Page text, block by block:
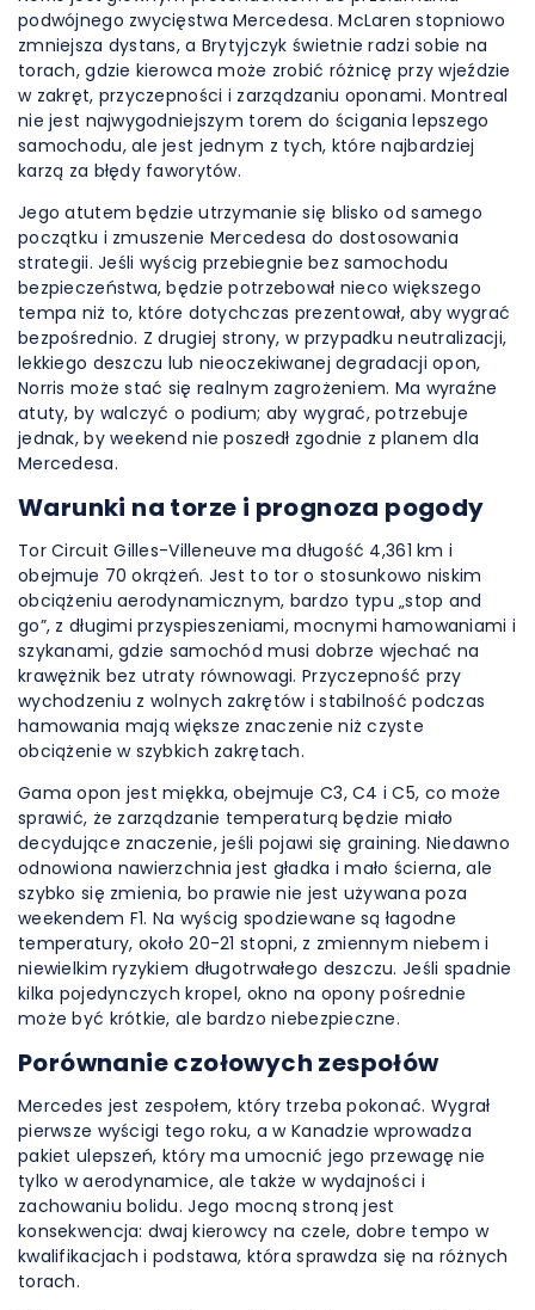
podwójnego zwycięstwa Mercedesa. McLaren stopniowo
zmniejsza dystans, a Brytyjczyk świetnie radzi sobie na
torach, gdzie kierowca może zrobić różnicę przy wjeździe
w zakręt, przyczepności i zarządzaniu oponami. Montreal
nie jest najwygodniejszym torem do ścigania lepszego
samochodu, ale jest jednym z tych, które najbardziej
karzą za błędy faworytów.
Jego atutem będzie utrzymanie się blisko od samego
początku i zmuszenie Mercedesa do dostosowania
strategii. Jeśli wyścig przebiegnie bez samochodu
bezpieczeństwa, będzie potrzebował nieco większego
tempa niż to, które dotychczas prezentował, aby wygrać
bezpośrednio. Z drugiej strony, w przypadku neutralizacji,
lekkiego deszczu lub nieoczekiwanej degradacji opon,
Norris może stać się realnym zagrożeniem. Ma wyraźne
atuty, by walczyć o podium; aby wygrać, potrzebuje
jednak, by weekend nie poszedł zgodnie z planem dla
Mercedesa.
Warunki na torze i prognoza pogody
Tor Circuit Gilles-Villeneuve ma długość 4,361 km i
obejmuje 70 okrążeń. Jest to tor o stosunkowo niskim
obciążeniu aerodynamicznym, bardzo typu „stop and
go”, z długimi przyspieszeniami, mocnymi hamowaniami i
szykanami, gdzie samochód musi dobrze wjechać na
krawężnik bez utraty równowagi. Przyczepność przy
wychodzeniu z wolnych zakrętów i stabilność podczas
hamowania mają większe znaczenie niż czyste
obciążenie w szybkich zakrętach.
Gama opon jest miękka, obejmuje C3, C4 i C5, co może
sprawić, że zarządzanie temperaturą będzie miało
decydujące znaczenie, jeśli pojawi się graining. Niedawno
odnowiona nawierzchnia jest gładka i mało ścierna, ale
szybko się zmienia, bo prawie nie jest używana poza
weekendem F1. Na wyścig spodziewane są łagodne
temperatury, około 20-21 stopni, z zmiennym niebem i
niewielkim ryzykiem długotrwałego deszczu. Jeśli spadnie
kilka pojedynczych kropel, okno na opony pośrednie
może być krótkie, ale bardzo niebezpieczne.
Porównanie czołowych zespołów
Mercedes jest zespołem, który trzeba pokonać. Wygrał
pierwsze wyścigi tego roku, a w Kanadzie wprowadza
pakiet ulepszeń, który ma umocnić jego przewagę nie
tylko w aerodynamice, ale także w wydajności i
zachowaniu bolidu. Jego mocną stroną jest
konsekwencja: dwaj kierowcy na czele, dobre tempo w
kwalifikacjach i podstawa, która sprawdza się na różnych
torach.